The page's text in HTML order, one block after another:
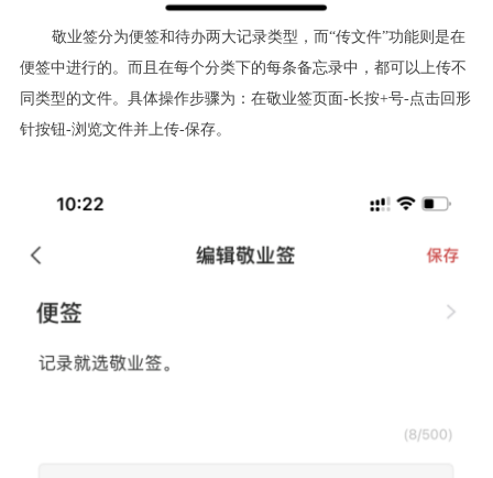
敬业签分为便签和待办两大记录类型，而“传文件”功能则是在
便签中进行的。而且在每个分类下的每条备忘录中，都可以上传不
同类型的文件。具体操作步骤为：在敬业签页面-长按+号-点击回形
针按钮-浏览文件并上传-保存。